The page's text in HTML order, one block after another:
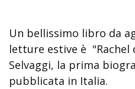
Un bellissimo libro da
letture estive è
Selvaggi, la prima
pubblicata in Italia.